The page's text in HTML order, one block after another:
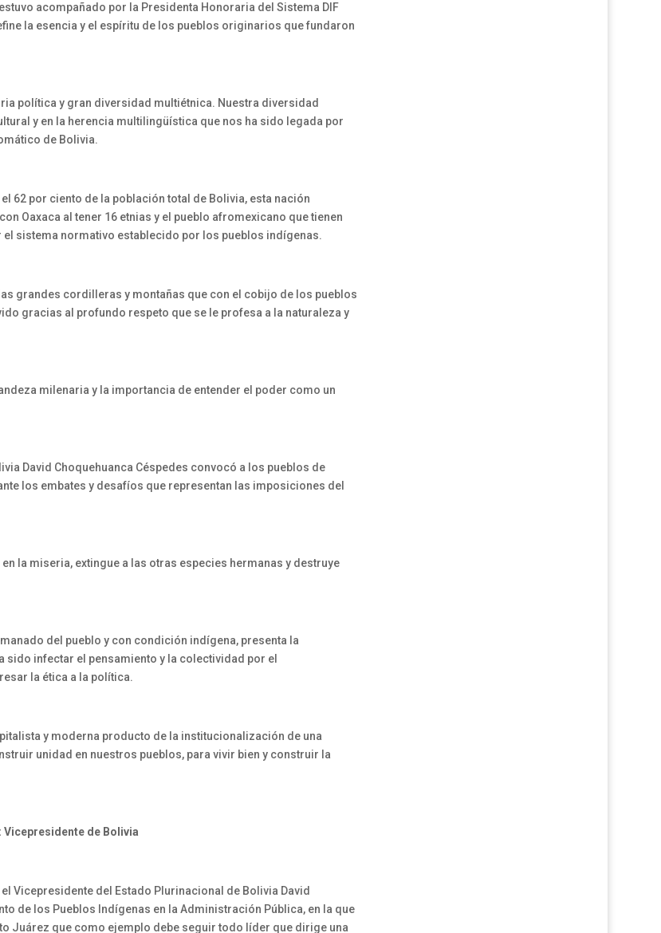
acompañado por la Presidenta Honoraria del Sistema DIF
la esencia y el espíritu de los pueblos originarios que fundaron
política y gran diversidad multiétnica. Nuestra diversidad
y en la herencia multilingüística que nos ha sido legada por
de Bolivia.
62 por ciento de la población total de Bolivia, esta nación
Oaxaca al tener 16 etnias y el pueblo afromexicano que tienen
sistema normativo establecido por los pueblos indígenas.
grandes cordilleras y montañas que con el cobijo de los pueblos
gracias al profundo respeto que se le profesa a la naturaleza y
milenaria y la importancia de entender el poder como un
David Choquehuanca Céspedes convocó a los pueblos de
los embates y desafíos que representan las imposiciones del
la miseria, extingue a las otras especies hermanas y destruye
del pueblo y con condición indígena, presenta la
infectar el pensamiento y la colectividad por el
la ética a la política.
y moderna producto de la institucionalización de una
unidad en nuestros pueblos, para vivir bien y construir la
de Bolivia
Vicepresidente del Estado Plurinacional de Bolivia David
de los Pueblos Indígenas en la Administración Pública, en la que
Juárez que como ejemplo debe seguir todo líder que dirige una